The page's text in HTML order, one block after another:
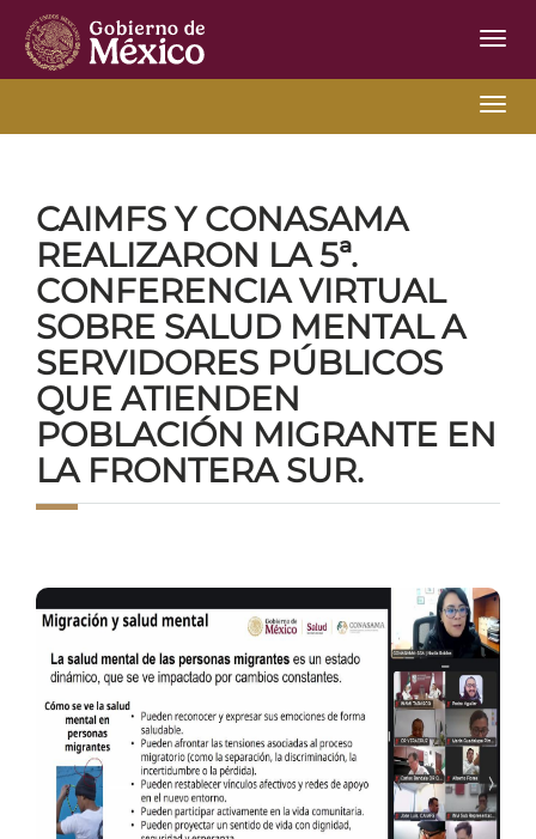
CAIMFS Y CONASAMA
REALIZARON LA 5ª.
CONFERENCIA VIRTUAL
SOBRE SALUD MENTAL A
SERVIDORES PÚBLICOS
QUE ATIENDEN
POBLACIÓN MIGRANTE EN
LA FRONTERA SUR.